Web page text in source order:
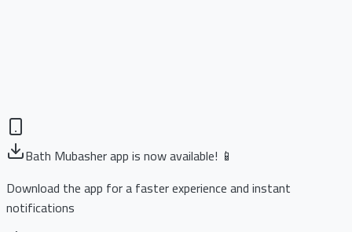
Bath Mubasher app is now available! 📱
Download the app for a faster experience and instant
notifications